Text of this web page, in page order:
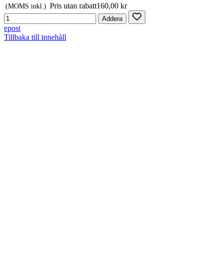
(MOMS inkl.) Pris utan rabatt160,00 kr
Addera
epost
Tillbaka till innehåll